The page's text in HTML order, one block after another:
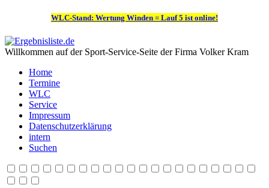
WLC-Stand: Wertung Winden = Lauf 5 ist online!
Willkommen auf der Sport-Service-Seite der Firma Volker Kram
Home
Termine
WLC
Service
Impressum
Datenschutzerklärung
intern
Suchen